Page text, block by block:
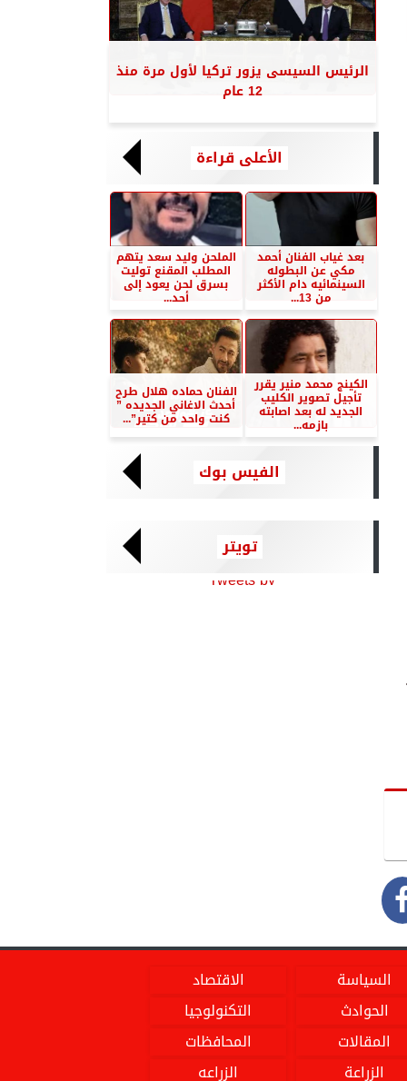
الرئيس السيسى يزور تركيا لأول مرة منذ
12 عام
الأعلى قراءة
بعد غياب الفنان أحمد
مكي عن البطوله
السينمائيه دام الأكثر
من 13...
الملحن وليد سعد يتهم
المطلب المقنع توليت
بسرق لحن يعود إلى
أحد...
الكينج محمد منير يقرر
تأجيل تصوير الكليب
الجديد له بعد اصابته
بازمه...
الفنان حماده هلال طرح
أحدث الاغاني الجديده ”
كنت واحد من كتير”...
الفيس بوك
تويتر
Tweets by
السياسة
الاقتصاد
الحوادث
التكنولوجيا
المقالات
المحافظات
الزراعة الزراعه